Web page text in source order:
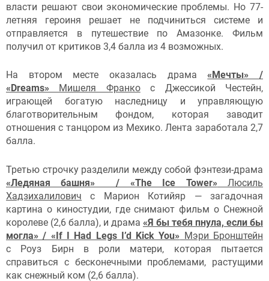
власти решают свои экономические проблемы. Но 77-
летняя героиня решает не подчиниться системе и
отправляется в путешествие по Амазонке. Фильм
получил от критиков 3,4 балла из 4 возможных.
На втором месте оказалась драма«Мечты» /
«Dreams» Мишеля Франкос Джессикой Честейн,
играющей богатую наследницу и управляющую
благотворительным фондом, которая заводит
отношения с танцором из Мехико. Лента заработала 2,7
балла.
Третью строчку разделили между собой фэнтези-драма
«Ледяная башня» / «The Ice Tower» Люсиль
Хадзихалилович с Марион Котийяр — загадочная
картина о киностудии, где снимают фильм о Снежной
королеве (2,6 балла), и драма «Я бы тебя пнула, если бы
могла» / «If I Had Legs I’d Kick You» Мэри Бронштейн
с Роуз Бирн в роли матери, которая пытается
справиться с бесконечными проблемами, растущими
как снежный ком (2,6 балла).